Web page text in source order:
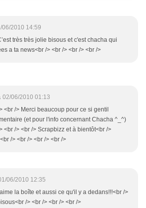
06/2010 14:59
très très jolie bisous et c'est chacha qui
a ta news<br /> <br /> <br /> <br />
02/06/2010 01:13
<br /> Merci beaucoup pour ce si gentil
(et pour l'info concernant Chacha ^_^)
<br /> <br /> Scrapbizz et à bientôt<br />
/> <br /> <br /> <br />
06/2010 12:35
la boîte et aussi ce qu'il y a dedans!!!<br />
/> <br /> <br /> <br />